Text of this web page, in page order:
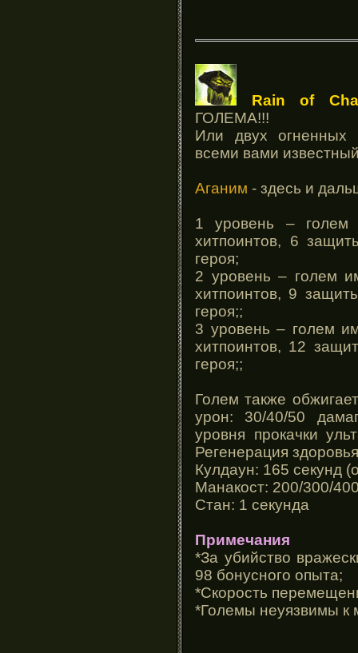
Rain of
ГОЛЕМА!!!
Или двух огненных
всеми вами
Аганим - здесь и
1 уровень – голем
хитпоинтов, 6
героя;
2 уровень – голем
хитпоинтов, 9
героя;;
3 уровень – голем
хитпоинтов, 12
героя;;
Голем также
урон: 30/40/50
уровня прокачки
Регенерация
Кулдаун: 165 секунд
Манакост: 200/300/
Стан: 1 секунда
Примечания
*За убийство
98 бонусного опыта;
*Скорость
*Големы неуязвимы к